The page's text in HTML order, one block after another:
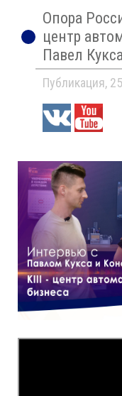
Опора
центр
Павел
Публикация,